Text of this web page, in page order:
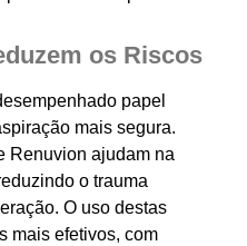
os Riscos
papel
mais segura.
Renuvion ajudam na
o trauma
O uso destas
mais efetivos, com